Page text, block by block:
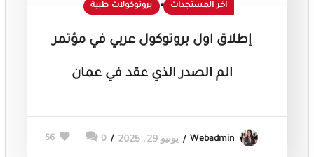
اخر المستجدات بروتوكولات طبية
إطلاق اول بروتوكول عربي في مؤتمر
الم الصدر الذي عقد في عمان
Webadmin يونيو 29, 2025 0
56